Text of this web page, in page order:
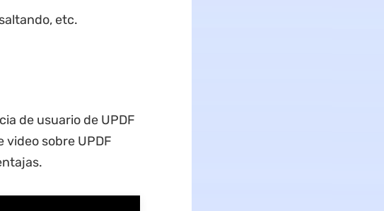
etc.
de usuario de UPDF
video sobre UPDF